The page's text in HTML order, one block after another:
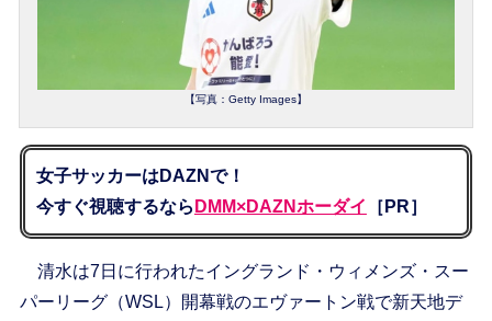
【写真：Getty Images】
女子サッカーはDAZNで！
今すぐ視聴するなら DMM×DAZNホーダイ ［PR］
清水は7日に行われたイングランド・ウィメンズ・スー
パーリーグ（WSL）開幕戦のエヴァートン戦で新天地デ